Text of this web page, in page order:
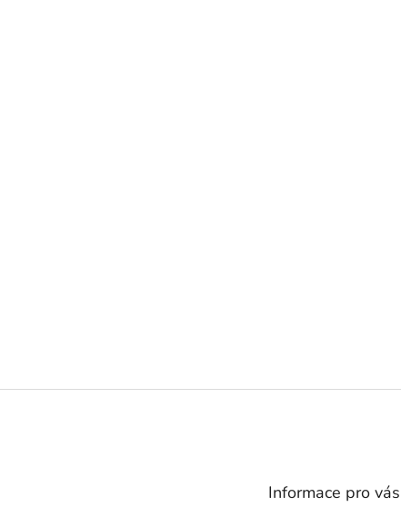
Z
Informace pro vás